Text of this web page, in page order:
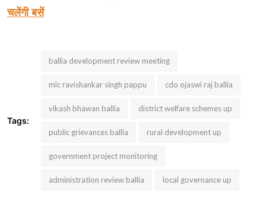
चलेंगी बसें
Tags:
ballia development review meeting
mlc ravishankar singh pappu cdo ojaswi raj ballia
vikash bhawan ballia district welfare schemes up
public grievances ballia rural development up
government project monitoring
administration review ballia local governance up